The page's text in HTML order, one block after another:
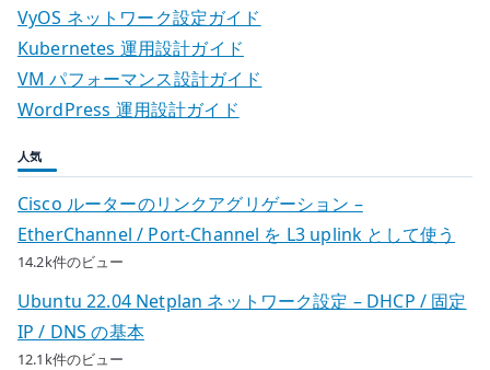
VyOS ネットワーク設定ガイド
Kubernetes 運用設計ガイド
VM パフォーマンス設計ガイド
WordPress 運用設計ガイド
人気
Cisco ルーターのリンクアグリゲーション –
EtherChannel / Port-Channel を L3 uplink として使う
14.2k件のビュー
Ubuntu 22.04 Netplan ネットワーク設定 – DHCP / 固定
IP / DNS の基本
12.1k件のビュー